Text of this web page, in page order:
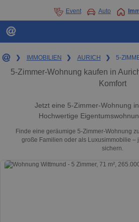
Event Auto
❯ IMMOBILIEN ❯ AURICH ❯ 5-
5-Zimmer-Wohnung kaufen in
Komfort
Jetzt eine 5-Zimmer-Wohnung
Hochwertige
Finde eine geräumige 5-Zimmer-Wohnung
große Familien oder als Luxusimmobilie –
sichern.